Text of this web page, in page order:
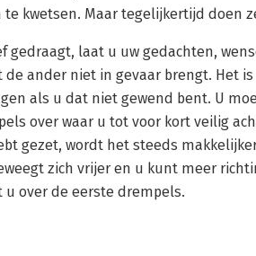
te kwetsen. Maar tegelijkertijd doen
gedraagt, laat u uw gedachten,
ander niet in gevaar brengt. Het
als u dat niet gewend bent. U
over waar u tot voor kort veilig
gezet, wordt het steeds
zich vrijer en u kunt meer
u over de eerste drempels.